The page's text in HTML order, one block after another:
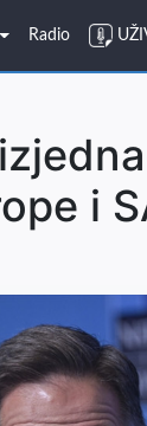
Radio
i